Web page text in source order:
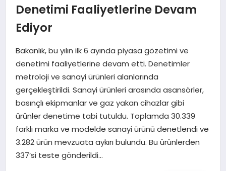
EKONOMI
TEKNOLOJI
SAĞLIK
EĞITIM
DÜNYA
SIYASET
Denetimi Faaliyetlerine Devam
Ediyor
Bakanlık, bu yılın ilk 6 ayında piyasa gözetimi ve
denetimi faaliyetlerine devam etti. Denetimler
metroloji ve sanayi ürünleri alanlarında
gerçekleştirildi. Sanayi ürünleri arasında asansörler,
basınçlı ekipmanlar ve gaz yakan cihazlar gibi
ürünler denetime tabi tutuldu. Toplamda 30.339
farklı marka ve modelde sanayi ürünü denetlendi ve
3.282 ürün mevzuata aykırı bulundu. Bu ürünlerden
337’si teste gönderildi…